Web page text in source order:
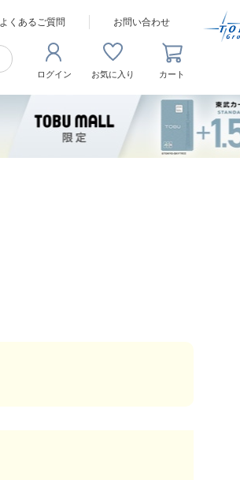
よくあるご質問 お問い合わせ
ログイン お気に入り カート